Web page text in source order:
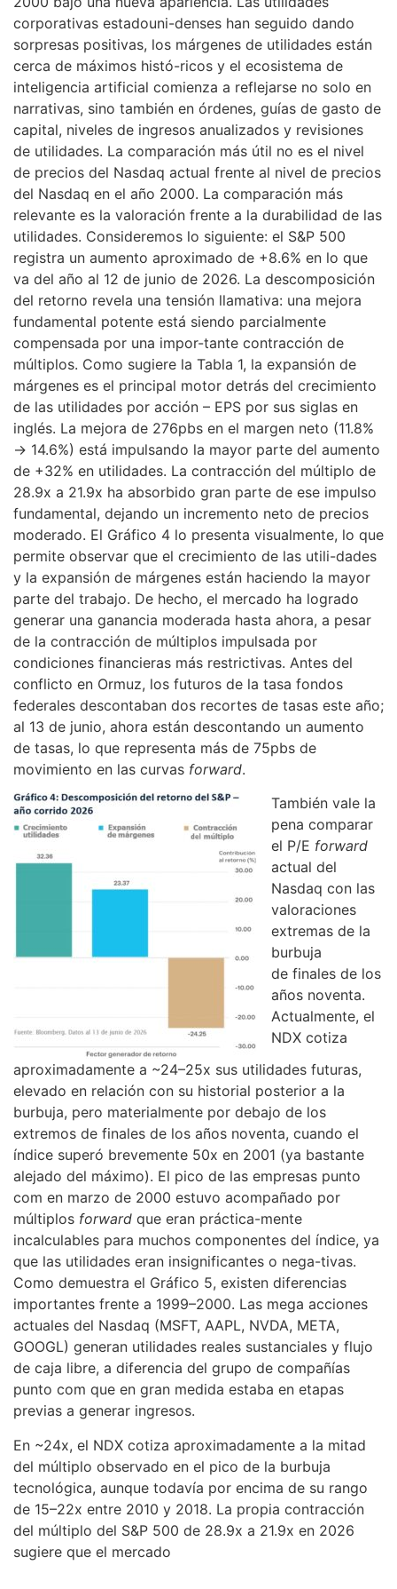
corporativas estadouni-denses han seguido dando
sorpresas positivas, los márgenes de utilidades están
cerca de máximos histó-ricos y el ecosistema de
inteligencia artificial comienza a reflejarse no solo en
narrativas, sino también en órdenes, guías de gasto de
capital, niveles de ingresos anualizados y revisiones
de utilidades. La comparación más útil no es el nivel
de precios del Nasdaq actual frente al nivel de precios
del Nasdaq en el año 2000. La comparación más
relevante es la valoración frente a la durabilidad de las
utilidades. Consideremos lo siguiente: el S&P 500
registra un aumento aproximado de +8.6% en lo que
va del año al 12 de junio de 2026. La descomposición
del retorno revela una tensión llamativa: una mejora
fundamental potente está siendo parcialmente
compensada por una impor-tante contracción de
múltiplos. Como sugiere la Tabla 1, la expansión de
márgenes es el principal motor detrás del crecimiento
de las utilidades por acción – EPS por sus siglas en
inglés. La mejora de 276pbs en el margen neto (11.8%
→ 14.6%) está impulsando la mayor parte del aumento
de +32% en utilidades. La contracción del múltiplo de
28.9x a 21.9x ha absorbido gran parte de ese impulso
fundamental, dejando un incremento neto de precios
moderado. El Gráfico 4 lo presenta visualmente, lo que
permite observar que el crecimiento de las utili-dades
y la expansión de márgenes están haciendo la mayor
parte del trabajo. De hecho, el mercado ha logrado
generar una ganancia moderada hasta ahora, a pesar
de la contracción de múltiplos impulsada por
condiciones financieras más restrictivas. Antes del
conflicto en Ormuz, los futuros de la tasa fondos
federales descontaban dos recortes de tasas este año;
al 13 de junio, ahora están descontando un aumento
de tasas, lo que representa más de 75pbs de
movimiento en las curvas forward.
También vale la
pena comparar
el P/E forward
actual del
Nasdaq con las
valoraciones
extremas de la
burbuja
de finales de los
años noventa.
Actualmente, el
NDX cotiza
aproximadamente a ~24–25x sus utilidades futuras,
elevado en relación con su historial posterior a la
burbuja, pero materialmente por debajo de los
extremos de finales de los años noventa, cuando el
índice superó brevemente 50x en 2001 (ya bastante
alejado del máximo). El pico de las empresas punto
com en marzo de 2000 estuvo acompañado por
múltiplos forward que eran práctica-mente
incalculables para muchos componentes del índice, ya
que las utilidades eran insignificantes o nega-tivas.
Como demuestra el Gráfico 5, existen diferencias
importantes frente a 1999–2000. Las mega acciones
actuales del Nasdaq (MSFT, AAPL, NVDA, META,
GOOGL) generan utilidades reales sustanciales y flujo
de caja libre, a diferencia del grupo de compañías
punto com que en gran medida estaba en etapas
previas a generar ingresos.
En ~24x, el NDX cotiza aproximadamente a la mitad
del múltiplo observado en el pico de la burbuja
tecnológica, aunque todavía por encima de su rango
de 15–22x entre 2010 y 2018. La propia contracción
del múltiplo del S&P 500 de 28.9x a 21.9x en 2026
sugiere que el mercado